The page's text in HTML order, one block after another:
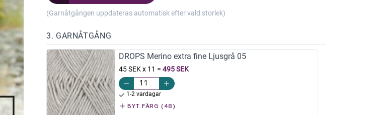
(Garnåtgången uppdateras automatisk efter vald storlek)
3. GARNÅTGÅNG
DROPS Merino extra fine Ljusgrå 05
45 SEK x 11 = 495 SEK
1-2 vardagar
BYT FÄRG (48)